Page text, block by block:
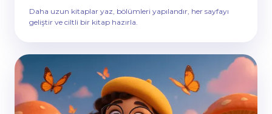
Daha uzun kitaplar yaz, bölümleri yapılandır, her sayfayı
geliştir ve ciltli bir kitap hazırla.